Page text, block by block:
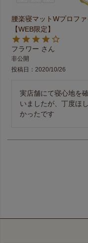
腰楽寝マットWプロフ
【WEB限定】
フラワー
非公開
投稿日
2020/10/26
実店舗にて寝心地を
いましたが、丁度ほ